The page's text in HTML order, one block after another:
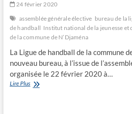
24 février 2020
assemblée générale élective bureau de la
de handball Institut national de la jeunesse et
de la commune de N’Djaména
La Ligue de handball de la commune
nouveau bureau, à l’issue de
organisée le 22 février 2020 à…
Lire PlusLe